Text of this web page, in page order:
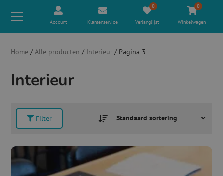
Account Klantenservice
0
Verlanglijst
0
Winkelwagen
Home / Alle producten / Interieur / Pagina 3
Interieur
Filter